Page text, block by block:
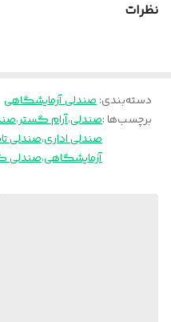
چرخ دارد
جنس روکش چرم
نظرات
دسته‌بندی:صندلی آزمایشگاهی
برچسب‌ها :صندلی،آرام گستر،
صندلی اداری،صندلی
آزمایشگاهی،صندلی